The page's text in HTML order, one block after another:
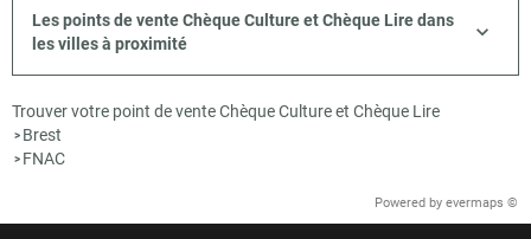
Les points de vente Chèque Culture et Chèque Lire dans
les villes à proximité
Trouver votre point de vente Chèque Culture et Chèque Lire
> Brest
> FNAC
Powered by evermaps ©